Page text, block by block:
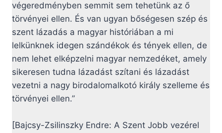
végeredményben semmit sem tehetünk az ő
törvényei ellen. És van ugyan bőségesen szép és
szent lázadás a magyar históriában a mi
lelkünknek idegen szándékok és tények ellen, de
nem lehet elképzelni magyar nemzedéket, amely
sikeresen tudna lázadást szítani és lázadást
vezetni a nagy birodalomalkotó király szelleme és
törvényei ellen.”
[Bajcsy-Zsilinszky Endre: A Szent Jobb vezérel